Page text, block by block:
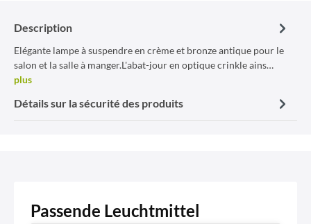
Description
Elégante lampe à suspendre en crème et bronze antique pour le
salon et la salle à manger.L'abat-jour en optique crinkle ains…
plus
Détails sur la sécurité des produits
Passende Leuchtmittel